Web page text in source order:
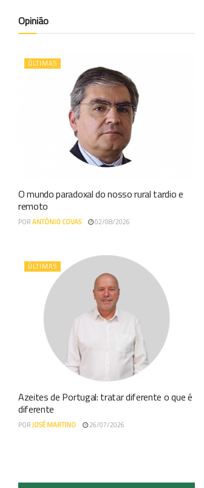
Opinião
ÚLTIMAS
O mundo paradoxal do nosso rural tardio e
remoto
PORANTÓNIO COVAS 02/08/2026
ÚLTIMAS
Azeites de Portugal: tratar diferente o que é
diferente
PORJOSÉ MARTINO 26/07/2026